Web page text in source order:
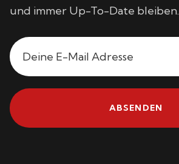
und immer Up-To-Date bleiben.